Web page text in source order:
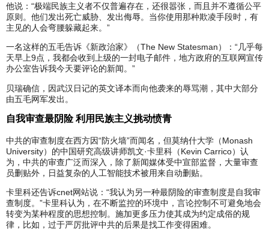
他说：“极端民族主义者不仅普遍存在，还很嚣张，而且并不遵循公平
原则。他们发出死亡威胁、发出侮辱。当你使用那种欺凌手段时，有
主见的人会弯腰躲藏起来。”
一名这样的五毛告诉《新政治家》（The New Statesman）：“几乎每
天早上9点，我都会收到上级的一封电子邮件，地方政府的互联网宣传
办公室告诉我今天要评论的新闻。”
贝瑞确信，因武汉日记的英文译本而向他袭来的辱骂潮，其中大部分
由五毛网军发出。
自我审查最阴险 利用民族主义挑动愤青
中共的审查制度在西方因“防火墙”而闻名，但莫纳什大学（Monash
University）的中国研究高级讲师凯文·卡里科（Kevin Carrico）认
为，中共的审查广泛而深入，除了新闻媒体受中宣部监督，大量审查
员删贴外，日益复杂的人工智能技术被用来自动删贴。
卡里科还告诉cnet网站说：“我认为另一种最阴险的审查制度是自我审
查制度。”卡里科认为，在不断监控的环境中，言论控制不可避免地会
转变为某种程度的思想控制。施加更多压力使其成为约定成俗的规
律，比如，过于严厉批评中共的后果是找工作变得困难。